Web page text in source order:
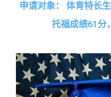
申请对象： 体育特长生
托福成绩61分，